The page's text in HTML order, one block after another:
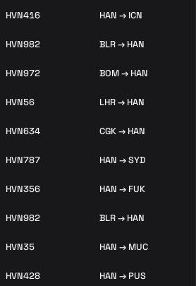
HVN416 HAN → ICN
HVN982 BLR → HAN
HVN972 BOM → HAN
HVN56 LHR → HAN
HVN634 CGK → HAN
HVN787 HAN → SYD
HVN356 HAN → FUK
HVN982 BLR → HAN
HVN35 HAN → MUC
HVN428 HAN → PUS